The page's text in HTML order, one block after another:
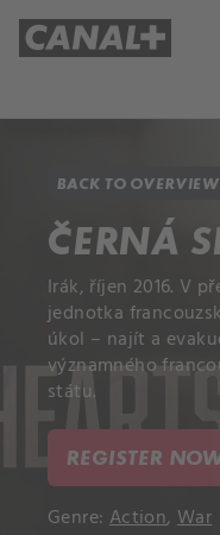
BACK TO OVERVIEW
ČERNÁ
Irák, říjen 2016. V
jednotka
úkol – najít a
významného
státu.
REGISTER
Genre: Action,War